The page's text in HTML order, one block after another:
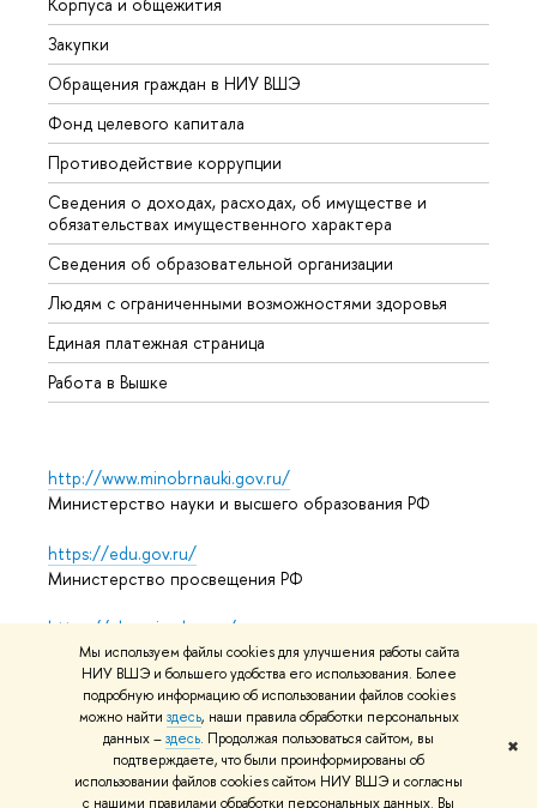
Мы используем файлы cookies для улучшения работы сайта
НИУ ВШЭ и большего удобства его использования. Более
подробную информацию об использовании файлов cookies
можно найти здесь, наши правила обработки персональных
данных –здесь. Продолжая пользоваться сайтом, вы
подтверждаете, что были проинформированы об
использовании файлов cookies сайтом НИУ ВШЭ и согласны
с нашими правилами обработки персональных данных. Вы
✖
Закупки
Обращения граждан в НИУ ВШЭ
Фонд целевого капитала
Противодействие коррупции
Сведения о доходах, расходах, об имуществе и
обязательствах имущественного характера
Сведения об образовательной организации
Людям с ограниченными возможностями здоровья
Единая платежная страница
Работа в Вышке
http://www.minobrnauki.gov.ru/
Министерство науки и высшего образования РФ
https://edu.gov.ru/
Министерство просвещения РФ
https://elearning.hse.ru/mooc
Массовые открытые онлайн-курсы
© НИУ ВШЭ 1993–2026 Адреса и контактыУсловия
использования материаловПолитика конфиденциальности
Карта сайта